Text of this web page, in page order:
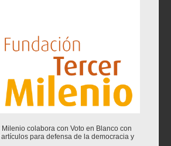
Milenio colabora con Voto en Blanco con
para defensa de la democracia y